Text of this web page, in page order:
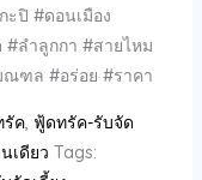
ปิ #ดอนเมือง
ลำลูกกา #สายไหม
ณฑล #อร่อย #ราคา
รัค, ฟู้ดทรัค-รับจัด
เดียว Tags: